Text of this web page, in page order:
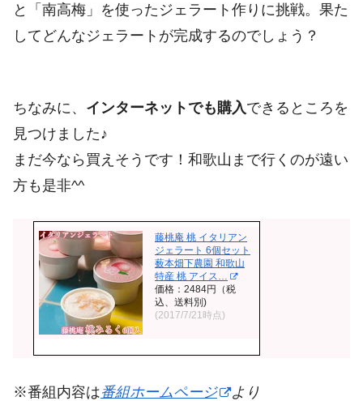
と「南高梅」を使ったジェラート作りに挑戦。果た
してどんなジェラートが完成するのでしょう？
ちなみに、 インターネットでも購入できるところを
見つけました♪
まだ今なら買えそうです！和歌山まで行くのが遠い
方も是非^^
藤桃庵 桃 イタリアン
ジェラート 6個セット
薮本畑下農園 和歌山
特産 桃 アイス…
価格：2484円（税
込、送料別)
(2017/7/21時点)
※番組内容は番組ホームページ より